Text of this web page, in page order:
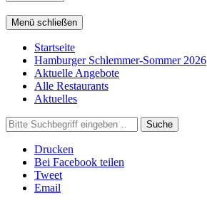
Menü schließen
Startseite
Hamburger Schlemmer-Sommer 2026
Aktuelle Angebote
Alle Restaurants
Aktuelles
Suche
Drucken
Bei Facebook teilen
Tweet
Email